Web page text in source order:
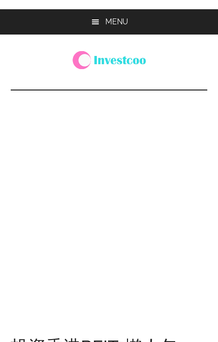
MENU
Investcoo
個